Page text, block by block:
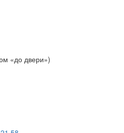
«до двери»)